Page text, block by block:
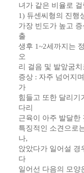
녀가 같은 비율로
1) 듀센씨형의 진행
가장 빈도가 높고
출
생후 1~2세까지는
오
리 걸음 및 발앞굼
증상 : 자주 넘어지
가
힘들고 또한 달리기
다리
근육이 아주 발달한
특징적인 소견으로
나,
앉았다가 일어설 경
다
일어선 다음의 모양